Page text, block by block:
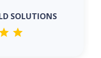
SOLUTIONS